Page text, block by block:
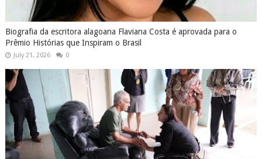
Biografia da escritora alagoana Flaviana Costa é aprovada para o
Prêmio Histórias que Inspiram o Brasil
July 21, 2026 0